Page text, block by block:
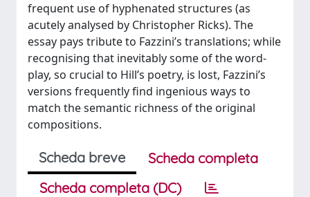
frequent use of hyphenated structures (as
acutely analysed by Christopher Ricks). The
essay pays tribute to Fazzini’s translations; while
recognising that inevitably some of the word-
play, so crucial to Hill’s poetry, is lost, Fazzini’s
versions frequently find ingenious ways to
match the semantic richness of the original
compositions.
Scheda breve
Scheda completa
Scheda completa (DC)